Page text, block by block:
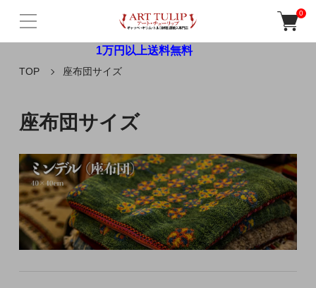
1万円以上送料無料
0
TOP 座布団サイズ
座布団サイズ